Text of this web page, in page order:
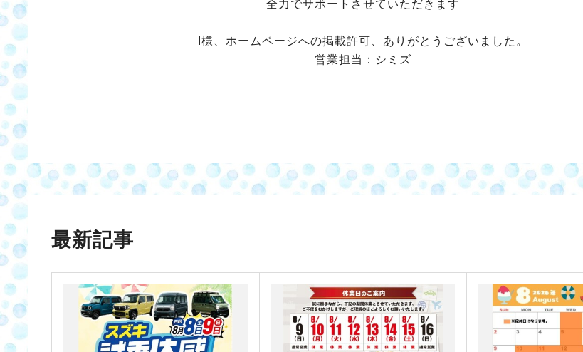
全力でサポートさせていただきます
I様、ホームページへの掲載許可、ありがとうございました。
営業担当：シミズ
最新記事